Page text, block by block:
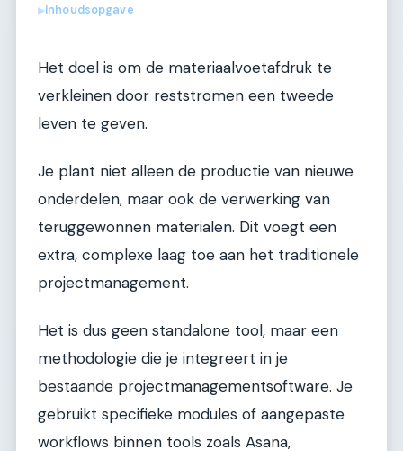
▶Inhoudsopgave
Het doel is om de materiaalvoetafdruk te
verkleinen door reststromen een tweede
leven te geven.
Je plant niet alleen de productie van nieuwe
onderdelen, maar ook de verwerking van
teruggewonnen materialen. Dit voegt een
extra, complexe laag toe aan het traditionele
projectmanagement.
Het is dus geen standalone tool, maar een
methodologie die je integreert in je
bestaande projectmanagementsoftware. Je
gebruikt specifieke modules of aangepaste
workflows binnen tools zoals Asana,